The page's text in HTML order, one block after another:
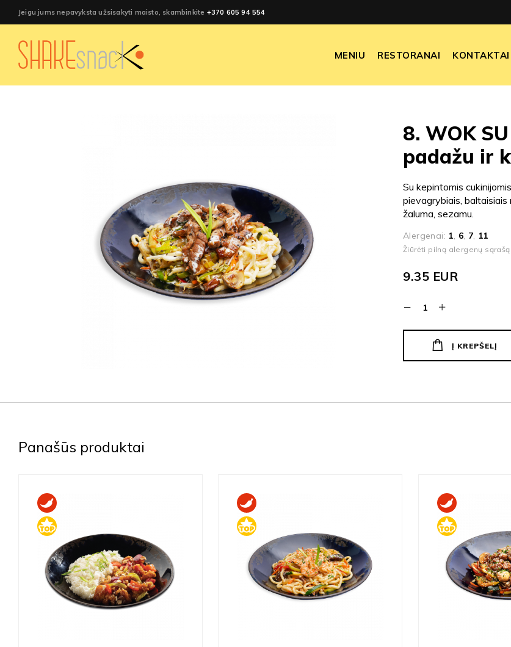
Jeigu jums nepavyksta užsisakyti maisto, skambinkite +370 605 94 554
MENIU RESTORANAI KONTAKTAI
8. WOK
padažu ir
Su kepintomis
pievagrybiais, baltaisiais
žaluma, sezamu.
Alergenai: 1 6 7 11
Žiūrėti pilną alergenų sąrašą
9.35 EUR
Į KREPŠELĮ
Panašūs produktai